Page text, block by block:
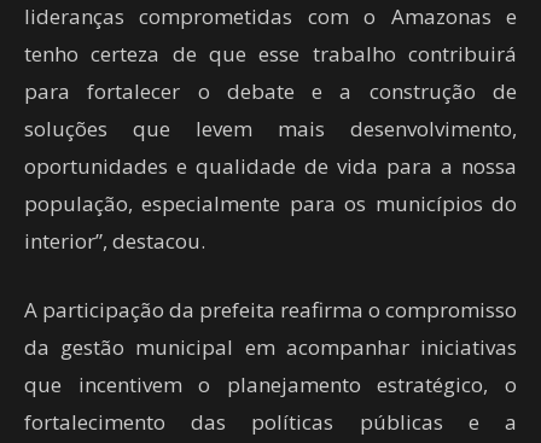
lideranças comprometidas com o Amazonas e
tenho certeza de que esse trabalho contribuirá
para fortalecer o debate e a construção de
soluções que levem mais desenvolvimento,
oportunidades e qualidade de vida para a nossa
população, especialmente para os municípios do
interior”, destacou.
A participação da prefeita reafirma o compromisso
da gestão municipal em acompanhar iniciativas
que incentivem o planejamento estratégico, o
fortalecimento das políticas públicas e a